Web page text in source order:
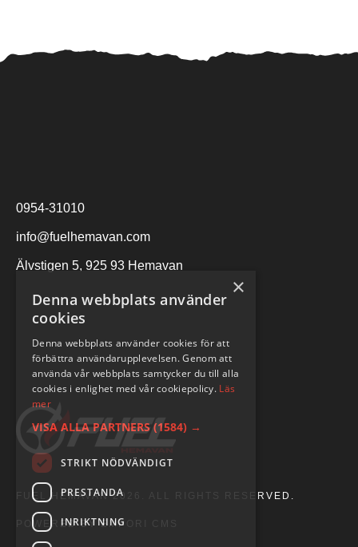
0954-31010
info@fuelhemavan.com
Älvstigen 5, 925 93 Hemavan
FUEL HEMAVAN 2026. ALL RIGHTS RESERVED.
POWERED BY EMPORI CMS
×
Denna webbplats använder
cookies
Denna webbplats använder cookies för att
förbättra användarupplevelsen. Genom att
använda vår webbplats samtycker du till alla
cookies i enlighet med vår cookiepolicy. Läs
mer
VISA ALLA PARTNERS (1584) →
STRIKT NÖDVÄNDIGT
PRESTANDA
INRIKTNING